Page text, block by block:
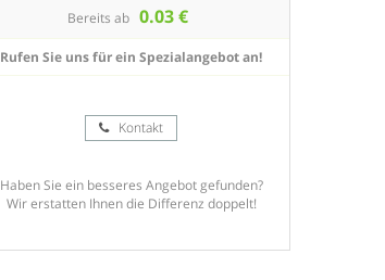
Bereits ab 0.03 €
Rufen Sie uns für ein Spezialangebot an!
Kontakt
Haben Sie ein besseres Angebot gefunden?
Wir erstatten Ihnen die Differenz doppelt!